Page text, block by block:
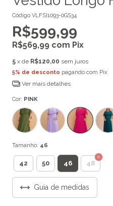
Código VLFSI1093-0GS34
R$599,99
R$569,99 com Pix
5 x de R$120,00 sem juros
5% de desconto pagando com Pix
Ver mais detalhes
Cor: PINK
Tamanho: 46
42 50 46 48
Guia de medidas